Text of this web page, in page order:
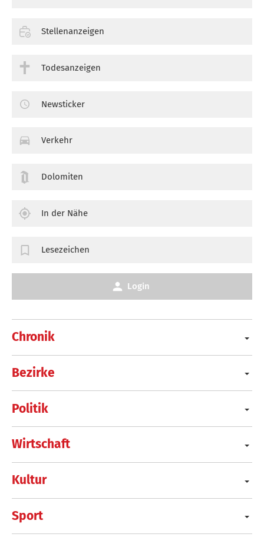
Chronik
Bezirke
Politik
Wirtschaft
Kultur
Sport
Stellenanzeigen
Todesanzeigen
Newsticker
Verkehr
Dolomiten
In der Nähe
Lesezeichen
Login